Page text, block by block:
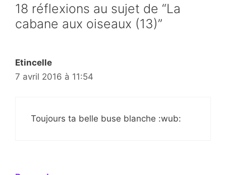
18 réflexions au sujet de “La
cabane aux oiseaux (13)”
Etincelle
7 avril 2016 à 11:54
Toujours ta belle buse blanche :wub: